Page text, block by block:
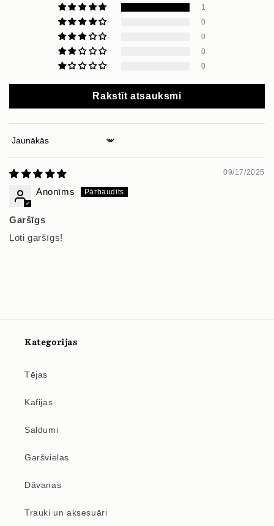
1
0
0
0
0
Rakstīt atsauksmi
Sort by
09/17/2025
Anonīms
Garšīgs
Ļoti garšīgs!
Kategorijas
Tējas
Kafijas
Saldumi
Garšvielas
Dāvanas
Trauki un aksesuāri